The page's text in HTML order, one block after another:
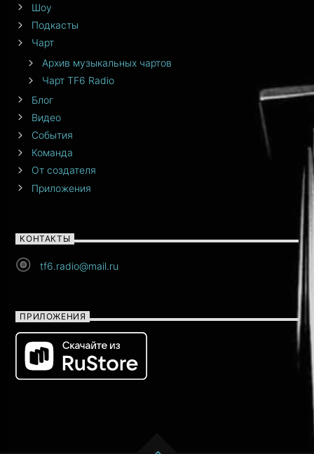
Шоу
Подкасты
Чарт
Архив музыкальных чартов
Чарт TF6 Radio
Блог
Видео
События
Команда
От создателя
Приложения
КОНТАКТЫ
tf6.radio@mail.ru
ПРИЛОЖЕНИЯ